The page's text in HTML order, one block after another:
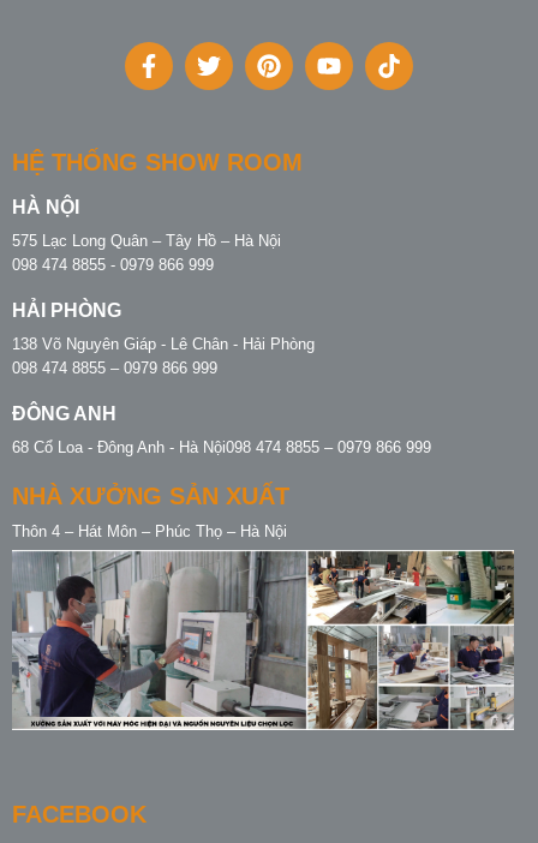
HỆ THỐNG SHOW ROOM
HÀ NỘI
575 Lạc Long Quân – Tây Hồ – Hà Nội
098 474 8855 - 0979 866 999
HẢI PHÒNG
138 Võ Nguyên Giáp - Lê Chân - Hải Phòng
098 474 8855 – 0979 866 999
ĐÔNG ANH
68 Cổ Loa - Đông Anh - Hà Nội098 474 8855 – 0979 866 999
NHÀ XƯỞNG SẢN XUẤT
Thôn 4 – Hát Môn – Phúc Thọ – Hà Nội
FACEBOOK